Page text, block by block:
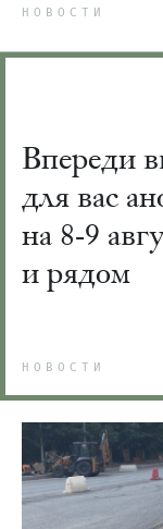
НОВОСТИ
Впереди
для вас
на 8-9
и рядом
НОВОСТИ